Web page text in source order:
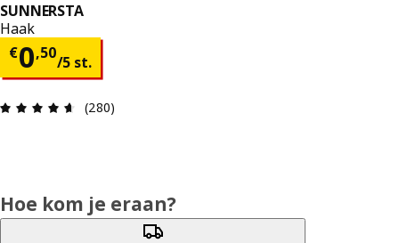
SUNNERSTA
Haak
€0,50
/5 st.
€ 0,50/5 st.
Beoordeling: 4.6 van 5 sterren. Totaal
(280)
Hoe kom je eraan?